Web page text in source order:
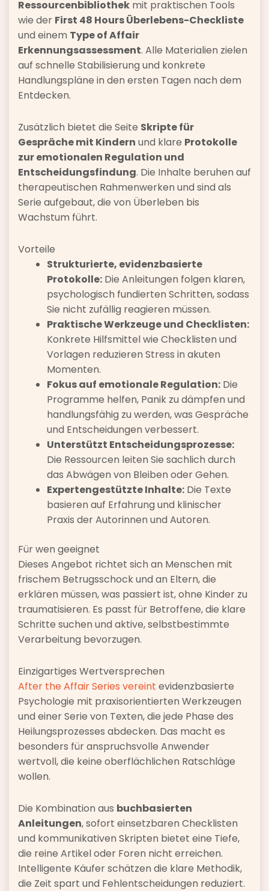
Ressourcenbibliothek mit praktischen Tools
wie der First 48 Hours Überlebens-Checkliste
und einem Type of Affair
Erkennungsassessment. Alle Materialien zielen
auf schnelle Stabilisierung und konkrete
Handlungspläne in den ersten Tagen nach dem
Entdecken.
Zusätzlich bietet die Seite Skripte für
Gespräche mit Kindern und klare Protokolle
zur emotionalen Regulation und
Entscheidungsfindung. Die Inhalte beruhen auf
therapeutischen Rahmenwerken und sind als
Serie aufgebaut, die von Überleben bis
Wachstum führt.
Vorteile
Strukturierte, evidenzbasierte
Protokolle: Die Anleitungen folgen klaren,
psychologisch fundierten Schritten, sodass
Sie nicht zufällig reagieren müssen.
Praktische Werkzeuge und Checklisten:
Konkrete Hilfsmittel wie Checklisten und
Vorlagen reduzieren Stress in akuten
Momenten.
Fokus auf emotionale Regulation: Die
Programme helfen, Panik zu dämpfen und
handlungsfähig zu werden, was Gespräche
und Entscheidungen verbessert.
Unterstützt Entscheidungsprozesse:
Die Ressourcen leiten Sie sachlich durch
das Abwägen von Bleiben oder Gehen.
Expertengestützte Inhalte: Die Texte
basieren auf Erfahrung und klinischer
Praxis der Autorinnen und Autoren.
Für wen geeignet
Dieses Angebot richtet sich an Menschen mit
frischem Betrugsschock und an Eltern, die
erklären müssen, was passiert ist, ohne Kinder zu
traumatisieren. Es passt für Betroffene, die klare
Schritte suchen und aktive, selbstbestimmte
Verarbeitung bevorzugen.
Einzigartiges Wertversprechen
After the Affair Series vereint evidenzbasierte
Psychologie mit praxisorientierten Werkzeugen
und einer Serie von Texten, die jede Phase des
Heilungsprozesses abdecken. Das macht es
besonders für anspruchsvolle Anwender
wertvoll, die keine oberflächlichen Ratschläge
wollen.
Die Kombination aus buchbasierten
Anleitungen, sofort einsetzbaren Checklisten
und kommunikativen Skripten bietet eine Tiefe,
die reine Artikel oder Foren nicht erreichen.
Intelligente Käufer schätzen die klare Methodik,
die Zeit spart und Fehlentscheidungen reduziert.